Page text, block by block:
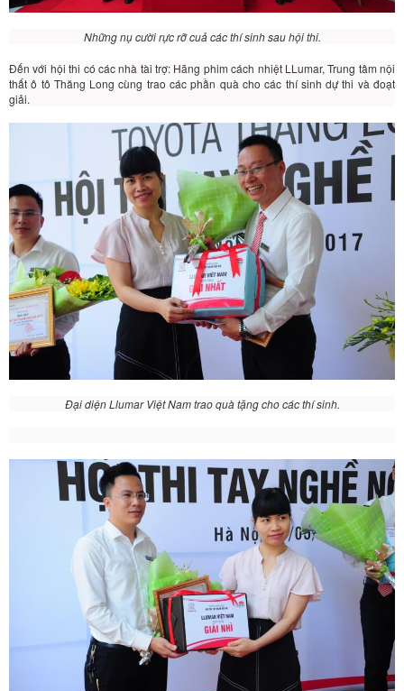
Những nụ cười rực rỡ cuả các thí sinh sau hội thi.
Đến với hội thi có các nhà tài trợ: Hãng phim cách nhiệt LLumar, Trung tâm nội
thất ô tô Thăng Long cùng trao các phần quà cho các thí sinh dự thi và đoạt
giải.
Đại diện Llumar Việt Nam trao quà tặng cho các thí sinh.